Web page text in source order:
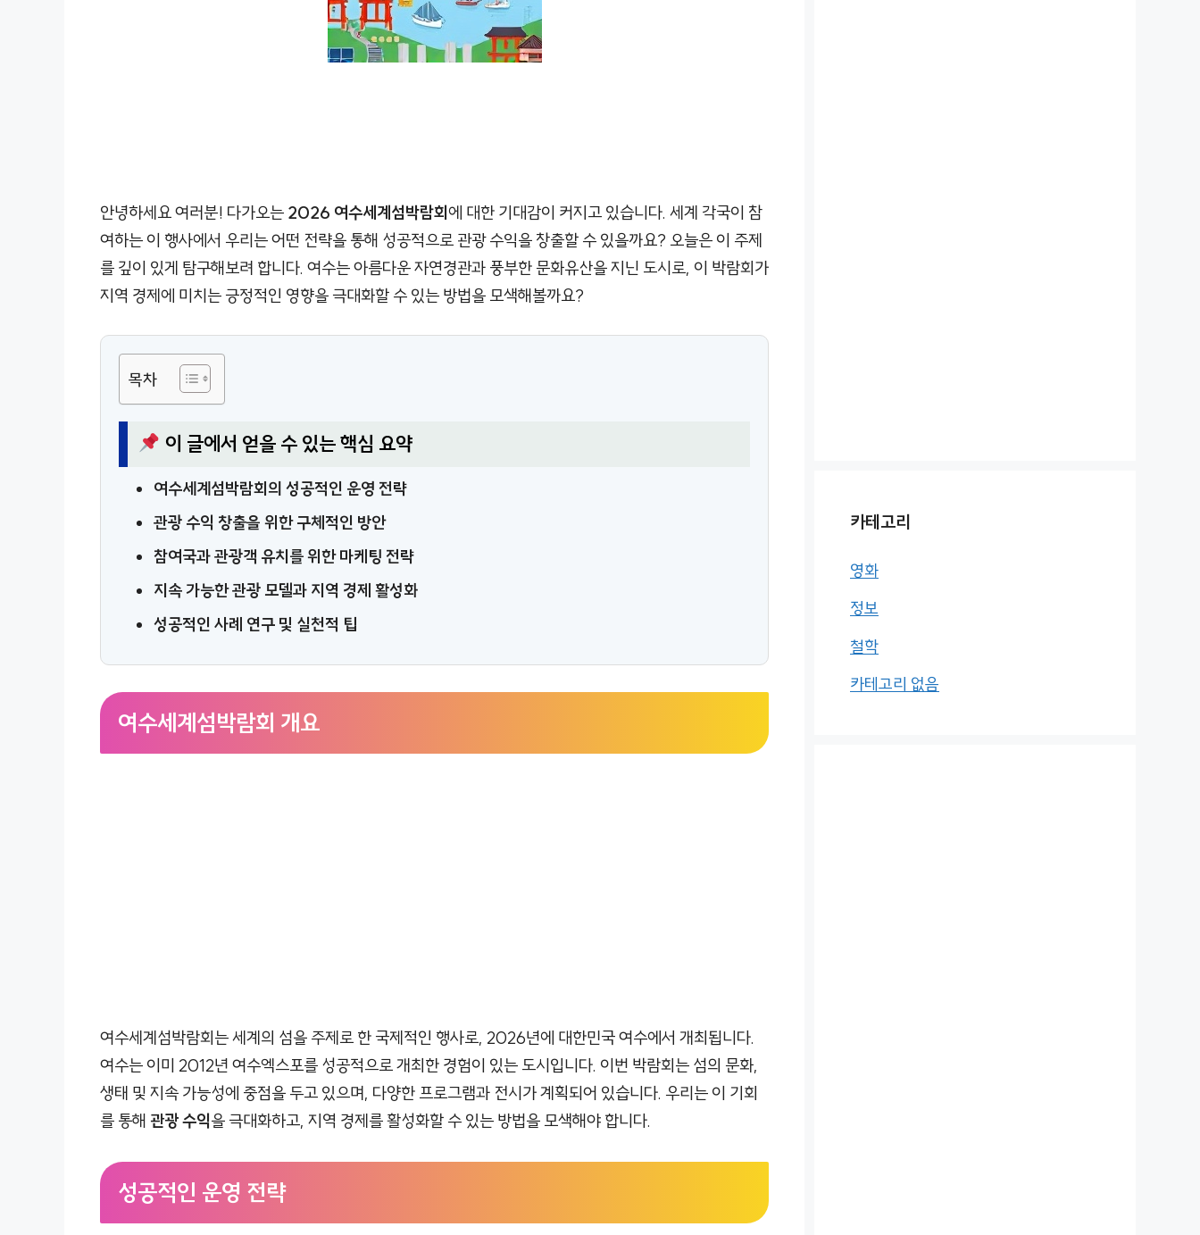
안녕하세요 여러분! 다가오는 2026 여수세계섬박람회에 대한 기대감이 커지고 있습니다. 세계 각국이 참
여하는 이 행사에서 우리는 어떤 전략을 통해 성공적으로 관광 수익을 창출할 수 있을까요? 오늘은 이 주제
를 깊이 있게 탐구해보려 합니다. 여수는 아름다운 자연경관과 풍부한 문화유산을 지닌 도시로, 이 박람회가
지역 경제에 미치는 긍정적인 영향을 극대화할 수 있는 방법을 모색해볼까요?
목차
이 글에서 얻을 수 있는 핵심 요약
여수세계섬박람회의 성공적인 운영 전략
관광 수익 창출을 위한 구체적인 방안
참여국과 관광객 유치를 위한 마케팅 전략
지속 가능한 관광 모델과 지역 경제 활성화
성공적인 사례 연구 및 실천적 팁
여수세계섬박람회 개요
여수세계섬박람회는 세계의 섬을 주제로 한 국제적인 행사로, 2026년에 대한민국 여수에서 개최됩니다.
여수는 이미 2012년 여수엑스포를 성공적으로 개최한 경험이 있는 도시입니다. 이번 박람회는 섬의 문화,
생태 및 지속 가능성에 중점을 두고 있으며, 다양한 프로그램과 전시가 계획되어 있습니다. 우리는 이 기회
를 통해 관광 수익을 극대화하고, 지역 경제를 활성화할 수 있는 방법을 모색해야 합니다.
성공적인 운영 전략
카테고리
영화
정보
철학
카테고리 없음